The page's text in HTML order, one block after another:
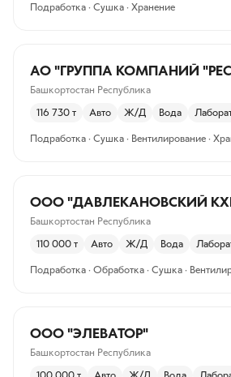
Подработка · Сушка · Хранение
АО "ГРУППА КОМПАНИЙ
Башкортостан Республика
116 730 т Авто Ж/Д Вода
Подработка · Сушка · Вентилирование ·
ООО "ДАВЛЕКАНОВСКИЙ
Башкортостан Республика
110 000 т Авто Ж/Д Вода
Подработка · Обработка · Сушка ·
ООО "ЭЛЕВАТОР"
Башкортостан Республика